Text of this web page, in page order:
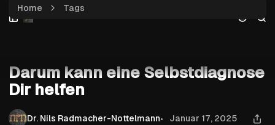
Skip
to
Skip
to
Skip
to
Darum kann eine Selbstdiagnose Dir helfen
Home Tags
Darum kann eine Selbstdiagnose
Dir helfen
Dr. Nils Radmacher-Nottelmann
Januar 17, 2025